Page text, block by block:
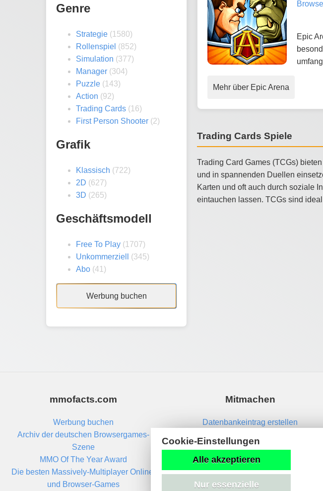
Genre
Strategie (1580)
Rollenspiel (852)
Simulation (377)
Manager (304)
Puzzle (143)
Action (92)
Trading Cards (16)
First Person Shooter (2)
Grafik
Klassisch (722)
2D (627)
3D (265)
Geschäftsmodell
Free To Play (1707)
Unkommerziell
(345)
Abo (41)
Werbung buchen
Epic
Mehr über Epic Arena
Trading Cards Spiele
Trading Card Games (TCGs)
und in spannenden Duellen
Karten und oft auch durch soziale
eintauchen lassen. TCGs sind
mmofacts.com
Werbung buchen
Archiv der deutschen Browsergames-
Szene
MMO Of The Year Award
Die besten Massively-Multiplayer Online-
und Browser-Games
Mitmachen
Datenbankeintrag erstellen
Cookie-Einstellungen
Alle akzeptieren
Nur essenzielle